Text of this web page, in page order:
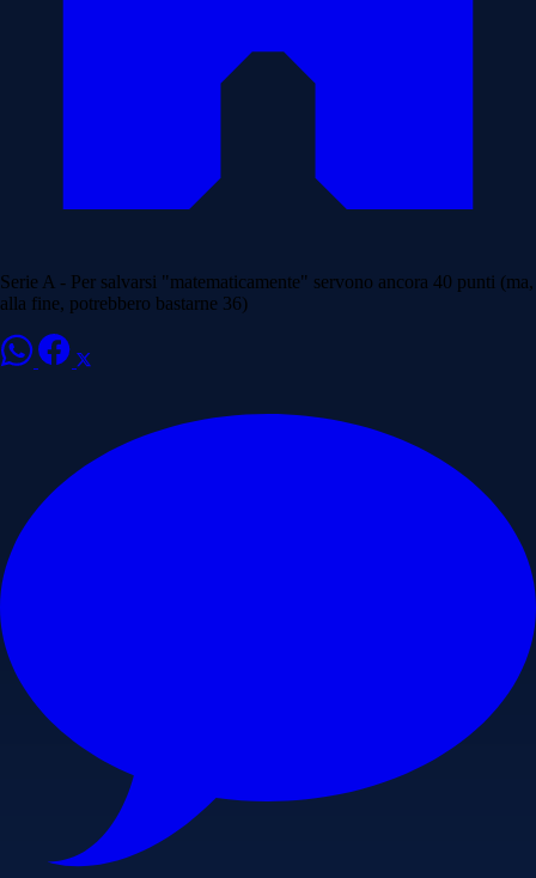
Serie A - Per salvarsi "matematicamente" servono ancora 40 punti (ma,
alla fine, potrebbero bastarne 36)